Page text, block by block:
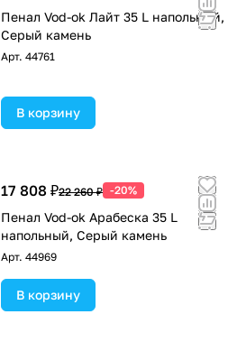
Пенал Vod-ok Лайт 35 L напольный,
Серый камень
Арт. 44761
В корзину
17 808 ₽22 260 ₽ -20%
Пенал Vod-ok Арабеска 35 L
напольный, Серый камень
Арт. 44969
В корзину